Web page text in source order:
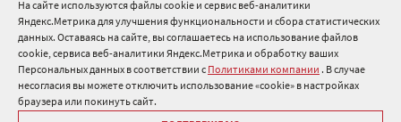
На сайте используются файлы cookie и сервис веб-аналитики
Яндекс.Метрика для улучшения функциональности и сбора статистических
данных. Оставаясь на сайте, вы соглашаетесь на использование файлов
cookie, сервиса веб-аналитики Яндекс.Метрика и обработку ваших
Персональных данных в соответствии с Политиками компании . В случае
несогласия вы можете отключить использование «cookie» в настройках
браузера или покинуть сайт.
8 800 511 91 82
info@onduline.ru
Россия Беларусь Казахстан